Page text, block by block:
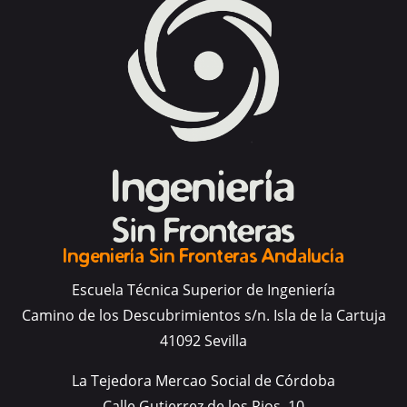
Ingeniería Sin Fronteras Andalucía
Escuela Técnica Superior de Ingeniería
Camino de los Descubrimientos s/n. Isla de la Cartuja
41092 Sevilla
La Tejedora Mercao Social de Córdoba